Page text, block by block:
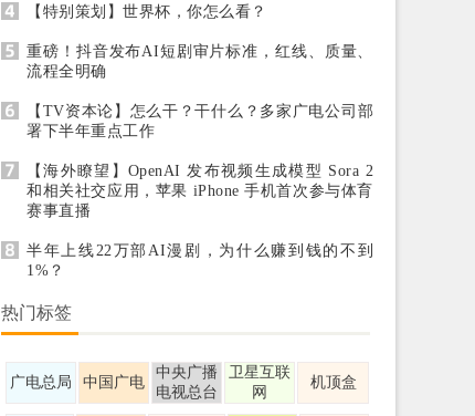
【特别策划】世界杯，你怎么看？
重磅！抖音发布AI短剧审片标准，红线、质量、
流程全明确
【TV资本论】怎么干？干什么？多家广电公司部
署下半年重点工作
【海外瞭望】OpenAI 发布视频生成模型 Sora 2
和相关社交应用，苹果 iPhone 手机首次参与体育
赛事直播
半年上线22万部AI漫剧，为什么赚到钱的不到
1%？
热门标签
广电总局 中国广电
中央广播
电视总台
卫星互联
网
机顶盒